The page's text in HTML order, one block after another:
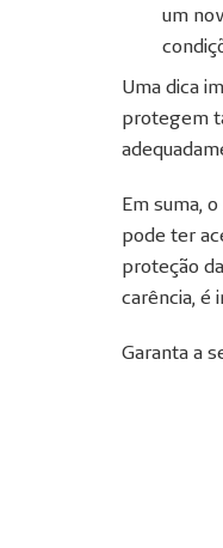
um
Uma dica
protegem
Em suma,
pode ter
proteção
carência, é
Garanta a